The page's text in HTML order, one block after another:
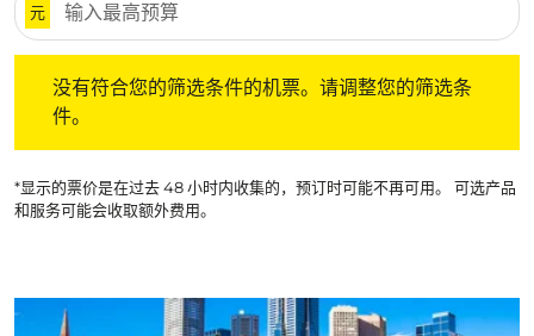
元
没有符合您的筛选条件的机票。请调整您的筛选条
件。
*显示的票价是在过去 48 小时内收集的，预订时可能不再可用。 可选产品
和服务可能会收取额外费用。